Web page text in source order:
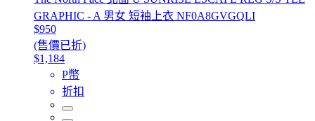
GRAPHIC - A 男女 短袖上衣 NF0A8GVGQLI
$950
(售價已折)
$1,184
P幣
折扣